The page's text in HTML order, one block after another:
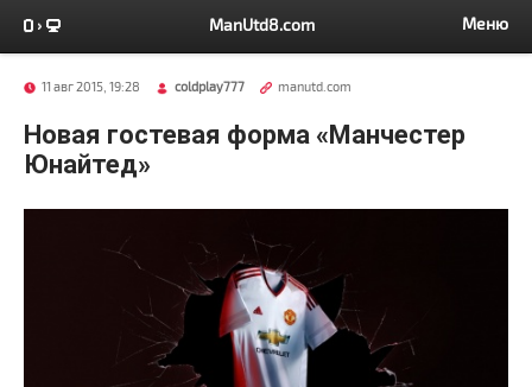
ManUtd8.com Меню
11 авг 2015, 19:28 coldplay777 manutd.com
Новая гостевая форма «Манчестер
Юнайтед»